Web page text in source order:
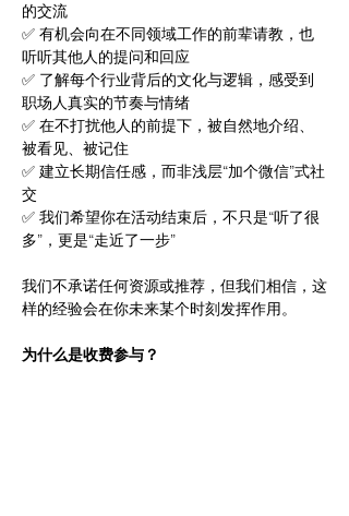
的交流
✅ 有机会向在不同领域工作的前辈请教，也
听听其他人的提问和回应
✅ 了解每个行业背后的文化与逻辑，感受到
职场人真实的节奏与情绪
✅ 在不打扰他人的前提下，被自然地介绍、
被看见、被记住
✅ 建立长期信任感，而非浅层“加个微信”式社
交
✅ 我们希望你在活动结束后，不只是“听了很
多”，更是“走近了一步”
我们不承诺任何资源或推荐，但我们相信，这
样的经验会在你未来某个时刻发挥作用。
为什么是收费参与？